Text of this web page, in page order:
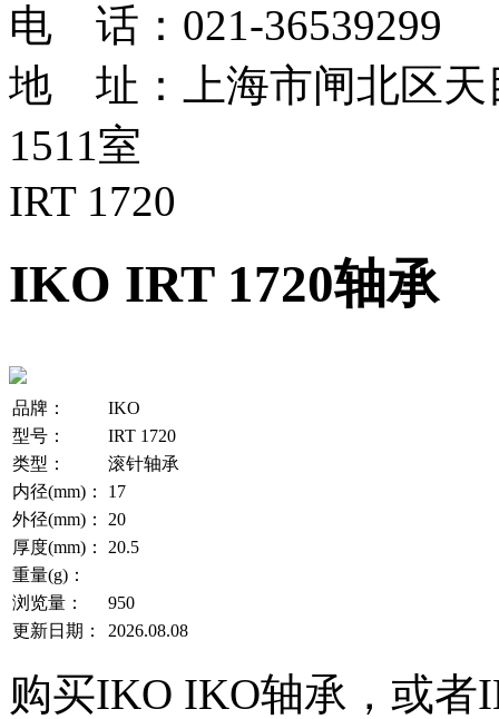
电 话：021-36539299
地 址：上海市闸北区天
1511室
IRT 1720
IKO IRT 1720轴承
品牌：
IKO
型号：
IRT 1720
类型：
滚针轴承
内径(mm)：
17
外径(mm)：
20
厚度(mm)：
20.5
重量(g)：
浏览量：
950
更新日期：
2026.08.08
购买IKO IKO轴承，或者